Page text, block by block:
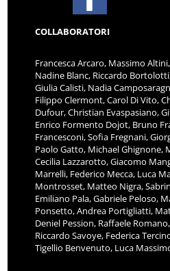
COLLABORATORI
Francesca Arcaro, Massimo
Nadine Blanc, Riccardo
Giulia Calisti, Nadia
Filippo Clermont, Carol Di Vito,
Dufour, Christian Evaspasiano,
Enrico Formento Dojot, Bruno
Francesconi, Sofia Fregnani,
Paolo Gatto, Michael Ghignone,
Cecilia Lazzarotto, Giacomo
Marrelli, Federico Mecca, Luca
Montrosset, Matteo Nigra,
Emiliano Pala, Gabriele Peloso,
Ponsetto, Andrea Portigliatti,
Deniel Pession, Raffaele
Riccardo Savoye, Federica
Tigellio Benvenuto, Luca